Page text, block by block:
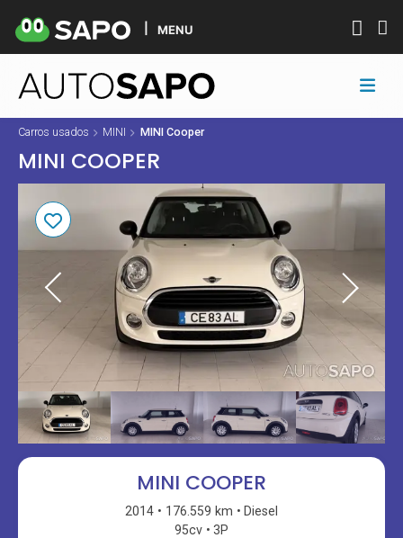
MENU
Carros usados MINI MINI Cooper
MINI COOPER
MINI COOPER
2014 176.559 km
Diesel
95cv
3P